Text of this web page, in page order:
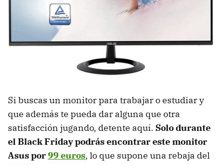
Si buscas un monitor para trabajar o estudiar y
que además te pueda dar alguna que otra
satisfacción jugando, detente aquí. Solo durante
el Black Friday podrás encontrar este monitor
Asus por99 euros, lo que supone una rebaja del